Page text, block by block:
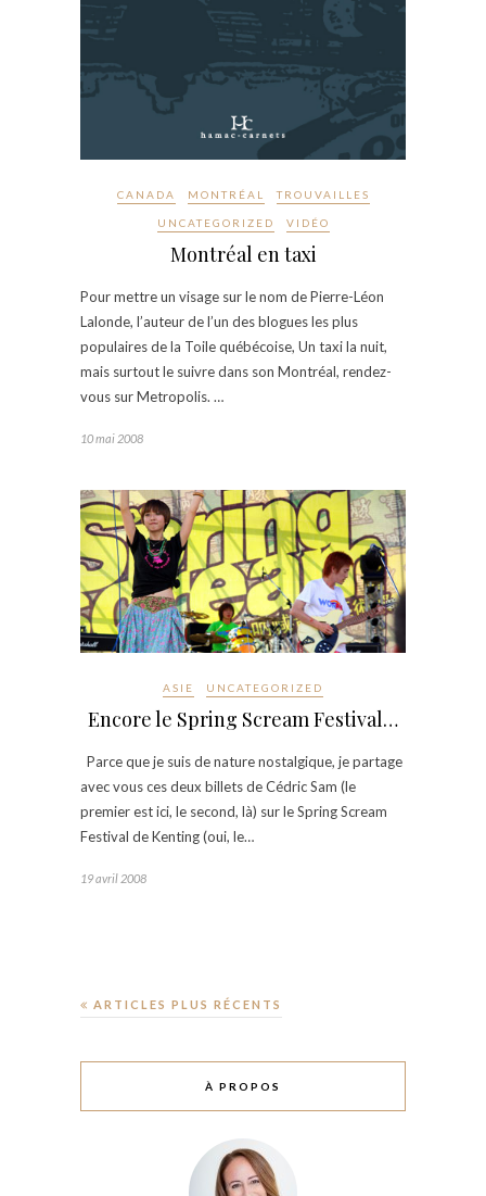
CANADA MONTRÉAL TROUVAILLES
UNCATEGORIZED VIDÉO
Montréal en taxi
Pour mettre un visage sur le nom de Pierre-Léon
Lalonde, l’auteur de l’un des blogues les plus
populaires de la Toile québécoise, Un taxi la nuit,
mais surtout le suivre dans son Montréal, rendez-
vous sur Metropolis. …
10 mai 2008
ASIE UNCATEGORIZED
Encore le Spring Scream Festival…
Parce que je suis de nature nostalgique, je partage
avec vous ces deux billets de Cédric Sam (le
premier est ici, le second, là) sur le Spring Scream
Festival de Kenting (oui, le…
19 avril 2008
ARTICLES PLUS RÉCENTS
À PROPOS